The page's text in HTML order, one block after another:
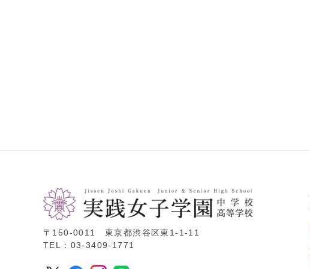
〒150-0011 東京都渋谷区東1-1-11
TEL：03-3409-1771